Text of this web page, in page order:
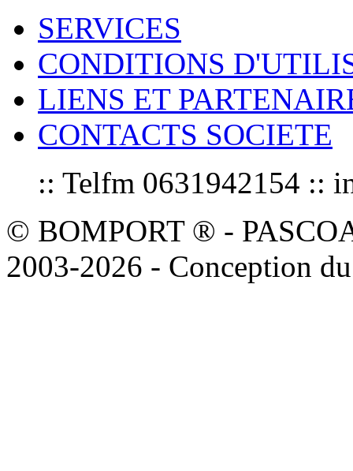
SERVICES
CONDITIONS
LIENS ET
CONTACTS SOCIETE
:: Telfm 0631942154 ::
© BOMPORT ® -
2003-2026 - Conception